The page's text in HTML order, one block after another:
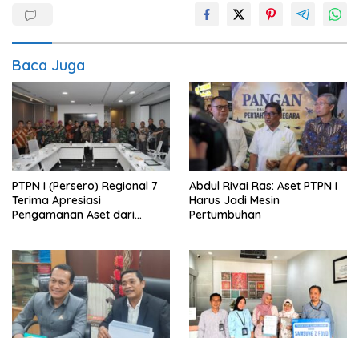
Baca Juga
PTPN I (Persero) Regional 7
Terima Apresiasi
Pengamanan Aset dari
Abdul Rivai Ras: Aset PTPN I
Harus Jadi Mesin
Pertumbuhan